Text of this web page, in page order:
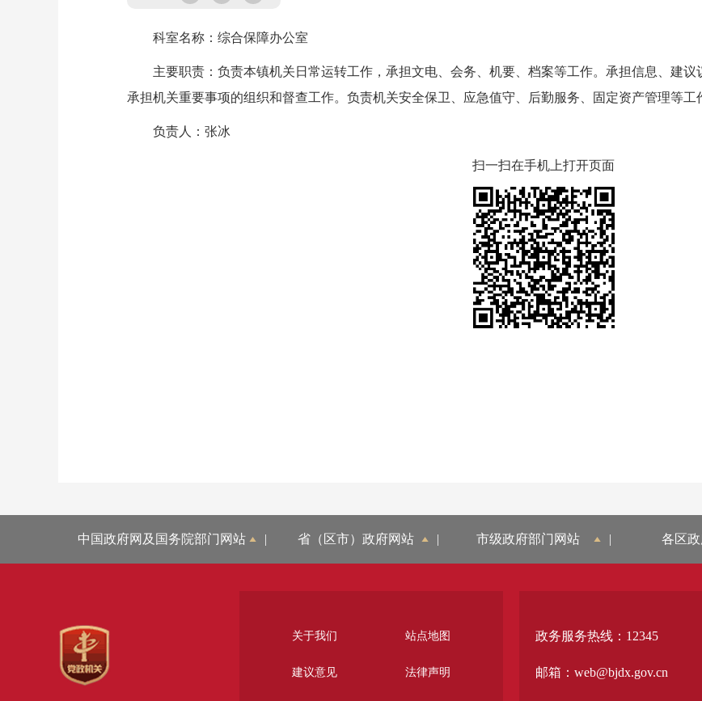
科室名称：综合保障办公室
主要职责：负责本镇机关日常运转工作，承担文电、会务、机要、档案等工作。承担信息、建议
承担机关重要事项的组织和督查工作。负责机关安全保卫、应急值守、后勤服务、固定资产管理等工
负责人：张冰
扫一扫在手机上打开页面
中国政府网及国务院部门网站 | 省（区市）政府网站 | 市级政府部门网站 | 各区
关于我们 站点地图
建议意见 法律声明
政务服务热线：12345
邮箱：web@bjdx.gov.cn